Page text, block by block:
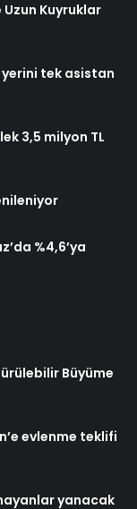
Kuyruklar
tek asistan
3,5 milyon TL
%4,6’ya
Büyüme
evlenme teklifi
yanacak